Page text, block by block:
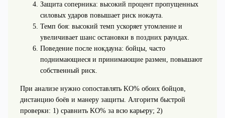
Защита соперника: высокий процент пропущенных
силовых ударов повышает риск нокаута.
Темп боя: высокий темп ускоряет утомление и
увеличивает шанс остановки в поздних раундах.
Поведение после нокдауна: бойцы, часто
поднимающиеся и принимающие размен, повышают
собственный риск.
При анализе нужно сопоставлять KO% обоих бойцов,
дистанцию боёв и манеру защиты. Алгоритм быстрой
проверки: 1) сравнить KO% за всю карьеру; 2)